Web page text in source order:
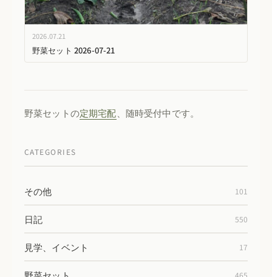
2026.07.21
野菜セット 2026-07-21
野菜セットの定期宅配 、随時受付中です。
CATEGORIES
その他 101
日記 550
見学、イベント 17